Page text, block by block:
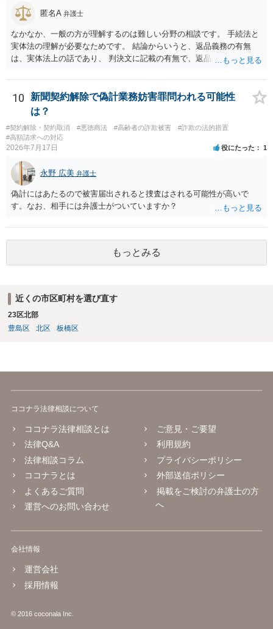
匿名A 弁護士
なかなか、一般の方が理解するのは難しい分野の相談です。 手続法と
実体法の理解が必要なためです。 結論からいうと、返品義務の有無
は、実体法上の話であり、 判決文に記載の有無で、返品義務の有無が
品せよ」と判決文に書かれていなくても、 全額支払い判決の前提とし
て、契約不適合責任を理由に契約を解除してれば、 原状回復義務とし
て、相談者さんは、商品の返品義務を負うことになります。 ただし、
訴訟上何等かの形で、返品義務の有無が争われ争点化していたが、 結
論として、返品義務が存在しないというような判断が判決理由中で下
されていれば、 相手は返品請求を再度主張できない可能性はあります
10
新聞契約解除で偽計業務妨害罪問われる可能性
は？
#契約解除・契約取消 #悪徳商法 #高齢者の詐欺被害
#詐欺の法的措置
#高額請求への対応
2026年7月17日 役にたった 1
永野 広美 弁護士
偽計にはあたるので被害届出されると捜査はされる可能性が高いで
す。なお、相手には弁護士がついていますか？
もっとみる
近くの市区町村を選び直す
23区北部
豊島区
北区 板橋区
ココナラ法律相談について
ココナラ法律相談とは
法律Q&A
法律相談コラム
ココナラとは
よくあるご質問
運営へのお問い合わせ
ご意見・ご要望
利用規約
プライバシーポリシー
外部送信ポリシー
掲載をご検討の弁護士の方
へ
会社情報
運営会社
採用情報
© 2016 coconala Inc.